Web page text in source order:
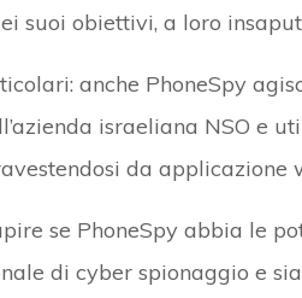
suoi obiettivi, a loro
anche PhoneSpy
israeliana NSO e
da applicazione
se PhoneSpy abbia le
di cyber spionaggio e